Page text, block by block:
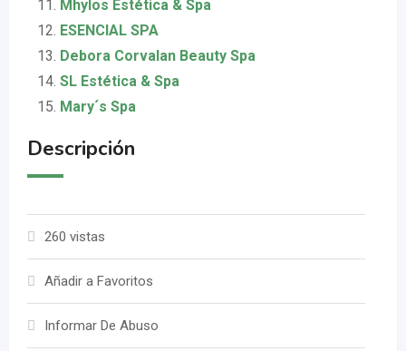
Mhylos Estética & Spa
ESENCIAL SPA
Debora Corvalan Beauty Spa
SL Estética & Spa
Mary´s Spa
Descripción
260 vistas
Añadir a Favoritos
Informar De Abuso